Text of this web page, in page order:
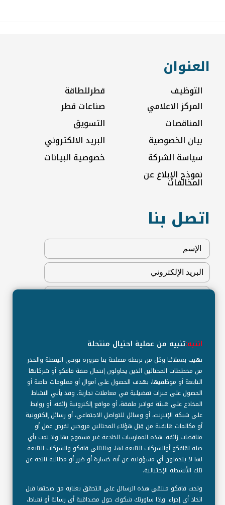
العنوان
التوظيف
المركز الاعلامي
المناقصات
بيان الخصوصية
سياسة الشركة
نموذج الإبلاغ عن
المخالفات
قطرللطاقة
صناعات قطر
التسويق
البريد الالكتروني
خصوصية البيانات
اتصل بنا
العنوان
Qatar Fertiliser Company (Q.P.S.C),
صندوق بريد: 50001 مسيعيد، قطر.
الدوحة، قطر
انتبه:تنبيه من عملية احتيال منتحلة
نهيب بعملائنا وكل من تربطه مصلحة بنا ضرورة توخي اليقظة والحذر
من مخططات المحتالين الذين يحاولون إنتحال صفة قافكو أو شركاتها
التابعة أو موظفيها، بهدف الحصول على أموال أو معلومات خاصة أو
الحصول على ميزات تفضيلية في معاملات تجارية. وقد يأتي النشاط
المخادع على هيئة فواتير ملفقة، أو مواقع إلكترونية زائفة، أو روابط
على شبكة الإنترنت، أو وسائل للتواصل الاجتماعي، أو رسائل إلكترونية
أو مكالمات هاتفية من قِبَل هؤلاء المحتالين مروجين لفرص عمل أو
مناقصات زائفة. هذه الممارسات الخادعة غير مسموح بها ولا تمت بأي
صلة لقافكو أوالشركات التابعة لها، وبالتالى قافكو والشركات التابعة
لها لا يتحملون أي مسؤولية عن أية خسارة أو ضرر أو مطالبة ناتجة عن
تلك الأنشطة الإحتيالية.
وتحث قافكو متلقي هذه الرسائل على التحقق بعناية من صحتها قبل
اتخاذ أي إجراء. وإذا ساورتك شكوك حول مصداقية أى رسالة أو نشاط،